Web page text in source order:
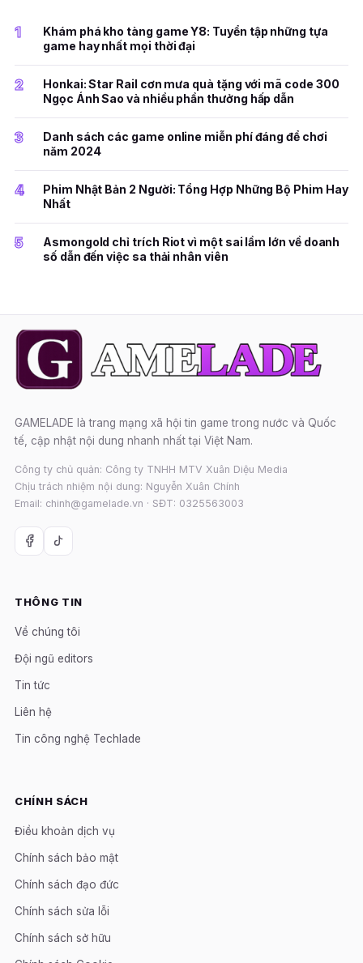
1
Khám phá kho tàng game Y8: Tuyển tập những tựa
game hay nhất mọi thời đại
2
Honkai: Star Rail cơn mưa quà tặng với mã code 300
Ngọc Ánh Sao và nhiều phần thưởng hấp dẫn
3
Danh sách các game online miễn phí đáng để chơi
năm 2024
4
Phim Nhật Bản 2 Người: Tổng Hợp Những Bộ Phim Hay
Nhất
5
Asmongold chỉ trích Riot vì một sai lầm lớn về doanh
số dẫn đến việc sa thải nhân viên
GAMELADE là trang mạng xã hội tin game trong nước và Quốc
tế, cập nhật nội dung nhanh nhất tại Việt Nam.
Công ty chủ quản: Công ty TNHH MTV Xuân Diệu Media
Chịu trách nhiệm nội dung: Nguyễn Xuân Chính
Email: chinh@gamelade.vn · SĐT: 0325563003
THÔNG TIN
Về chúng tôi
Đội ngũ editors
Tin tức
Liên hệ
Tin công nghệ Techlade
CHÍNH SÁCH
Điều khoản dịch vụ
Chính sách bảo mật
Chính sách đạo đức
Chính sách sửa lỗi
Chính sách sở hữu